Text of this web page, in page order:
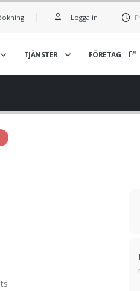
Logga in
TJÄNSTER FÖRETAG